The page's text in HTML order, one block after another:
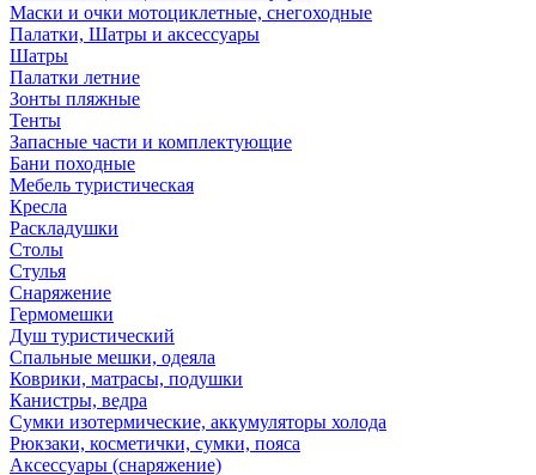
Маски и очки мотоциклетные, снегоходные
Палатки, Шатры и аксессуары
Шатры
Палатки летние
Зонты пляжные
Тенты
Запасные части и комплектующие
Бани походные
Мебель туристическая
Кресла
Раскладушки
Столы
Стулья
Снаряжение
Гермомешки
Душ туристический
Спальные мешки, одеяла
Коврики, матрасы, подушки
Канистры, ведра
Сумки изотермические, аккумуляторы холода
Рюкзаки, косметички, сумки, пояса
Аксессуары (снаряжение)